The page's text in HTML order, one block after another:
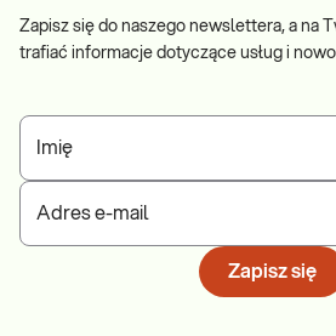
Zapisz się do naszego newslettera, a na
trafiać informacje dotyczące usług i
Imię
Adres e-mail
Zapisz się